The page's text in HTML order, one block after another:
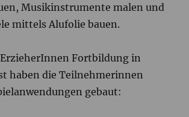
Musikinstrumente malen und
mittels Alufolie bauen.
Fortbildung in
haben die Teilnehmerinnen
gebaut: